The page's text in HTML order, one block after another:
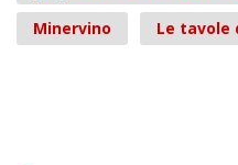
Minervino
Le tavole